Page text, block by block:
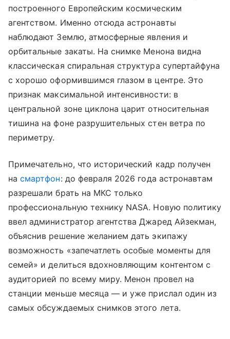
построенного Европейским космическим
агентством. Именно отсюда астронавты
наблюдают Землю, атмосферные явления и
орбитальные закаты. На снимке Менона видна
классическая спиральная структура супертайфуна
с хорошо оформившимся глазом в центре. Это
признак максимальной интенсивности: в
центральной зоне циклона царит относительная
тишина на фоне разрушительных стен ветра по
периметру.
Примечательно, что исторический кадр получен
насмартфон: до февраля 2026 года астронавтам
разрешали брать на МКС только
профессиональную технику NASA. Новую политику
ввел администратор агентства Джаред Айзекман,
объяснив решение желанием дать экипажу
возможность «запечатлеть особые моменты для
семей» и делиться вдохновляющим контентом с
аудиторией по всему миру. Менон провел на
станции меньше месяца — и уже прислал один из
самых обсуждаемых снимков этого лета.